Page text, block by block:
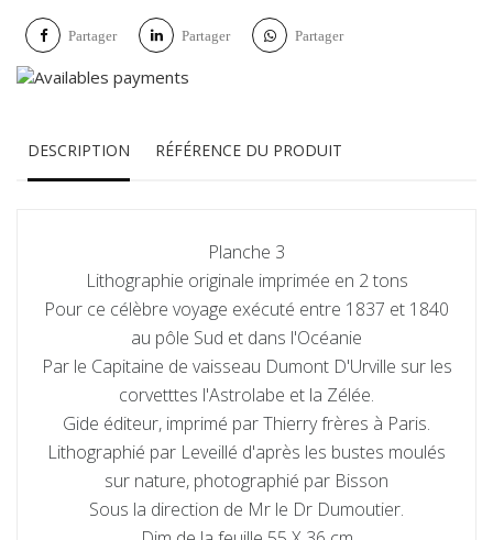
Partager Partager Partager
DESCRIPTION RÉFÉRENCE DU PRODUIT
Planche 3
Lithographie originale imprimée en 2 tons
Pour ce célèbre voyage exécuté entre 1837 et 1840
au pôle Sud et dans l'Océanie
Par le Capitaine de vaisseau Dumont D'Urville sur les
corvetttes l'Astrolabe et la Zélée.
Gide éditeur, imprimé par Thierry frères à Paris.
Lithographié par Leveillé d'après les bustes moulés
sur nature, photographié par Bisson
Sous la direction de Mr le Dr Dumoutier.